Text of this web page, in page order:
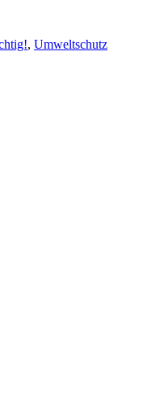
, Umweltschutz